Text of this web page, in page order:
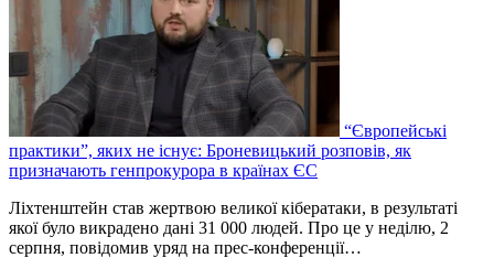
“Європейські
практики”, яких не існує: Броневицький розповів, як
призначають генпрокурора в країнах ЄС
Ліхтенштейн став жертвою великої кібератаки, в результаті
якої було викрадено дані 31 000 людей. Про це у неділю, 2
серпня, повідомив уряд на прес-конференції…